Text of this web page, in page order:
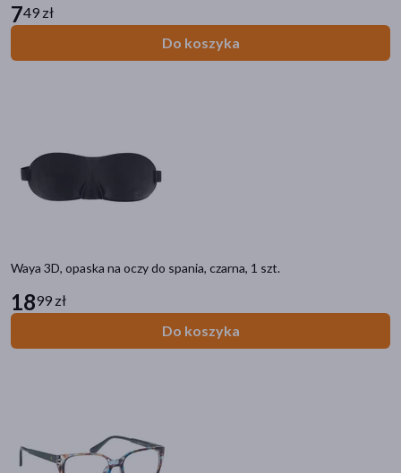
749 zł
Do koszyka
Waya 3D, opaska na oczy do spania, czarna, 1 szt.
1899 zł
Do koszyka